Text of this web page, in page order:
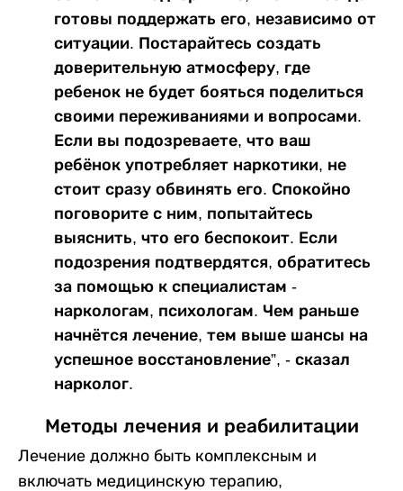
готовы поддержать его, независимо от
ситуации. Постарайтесь создать
доверительную атмосферу, где
ребенок не будет бояться поделиться
своими переживаниями и вопросами.
Если вы подозреваете, что ваш
ребёнок употребляет наркотики, не
стоит сразу обвинять его. Спокойно
поговорите с ним, попытайтесь
выяснить, что его беспокоит. Если
подозрения подтвердятся, обратитесь
за помощью к специалистам -
наркологам, психологам. Чем раньше
начнётся лечение, тем выше шансы на
успешное восстановление”, - сказал
нарколог.
Методы лечения и реабилитации
Лечение должно быть комплексным и
включать медицинскую терапию,